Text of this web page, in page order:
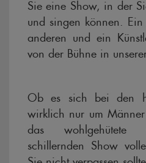
Sie eine Show, in der
und singen können.
anderen und ein
von der Bühne in
Ob es sich bei den
wirklich nur um
das wohlgehütete
schillernden Show
Sie nicht verpassen